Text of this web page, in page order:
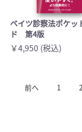
ベイツ診察法ポケッ
ド 第4版
￥4,950 (税込)
前へ 1 2